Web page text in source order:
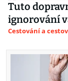
Tuto
ignorování
Cestování a